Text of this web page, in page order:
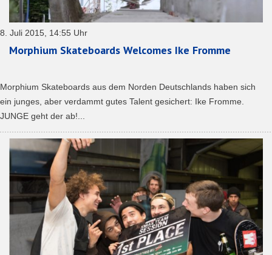
8. Juli 2015, 14:55 Uhr
Morphium Skateboards Welcomes Ike Fromme
Morphium Skateboards aus dem Norden Deutschlands haben sich
ein junges, aber verdammt gutes Talent gesichert: Ike Fromme.
JUNGE geht der ab!...